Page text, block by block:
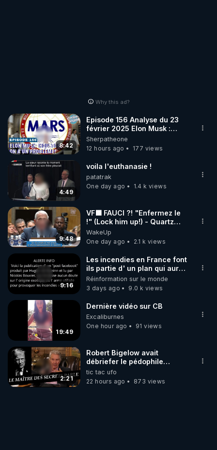
Why this ad?
8:42
Episode 156 Analyse du 23
février 2025 Elon Musk :
Houston , on a un problème !
Sherpatheone
12 hours ago
177 views
4:49
voila l'euthanasie !
patatrak
One day ago
1.4 k views
9:48
VF🟩 FAUCI ?! "Enfermez le
!" (Lock him up!) - Quartz
Traduction
WakeUp
One day ago
2.1 k views
9:16
Les incendies en France font
ils partie d' un plan qui aurait
débuté le 11 septembre 2001
?
Réinformation sur le monde
3 days ago
9.0 k views
19:49
Dernière vidéo sur CB
Excaliburnes
One hour ago
91 views
2:21
Robert Bigelow avait
débriefer le pédophile
génocidaire de donald j
trump
tic tac ufo
22 hours ago
873 views